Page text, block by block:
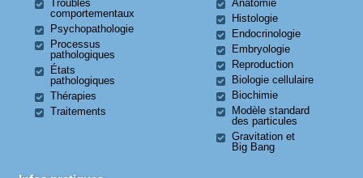
Troubles
comportementaux
Psychopathologie
Processus
pathologiques
États
pathologiques
Thérapies
Traitements
Anatomie
Histologie
Endocrinologie
Embryologie
Reproduction
Biologie cellulaire
Biochimie
Modèle standard
des particules
Gravitation et
Big Bang